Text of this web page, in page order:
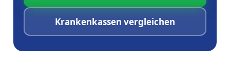
Krankenkassen vergleichen